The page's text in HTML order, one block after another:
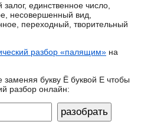
залог, единственное число,
несовершенный вид,
переходный, творительный
разбор «палящим» на
букву Ё буквой Е чтобы
разбор онлайн: